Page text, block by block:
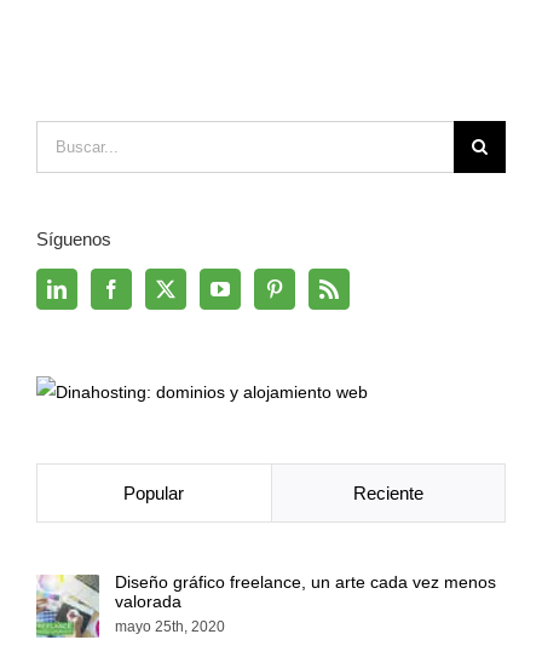
Síguenos
Popular Reciente
Diseño gráfico freelance, un arte cada vez menos
valorada
mayo 25th, 2020